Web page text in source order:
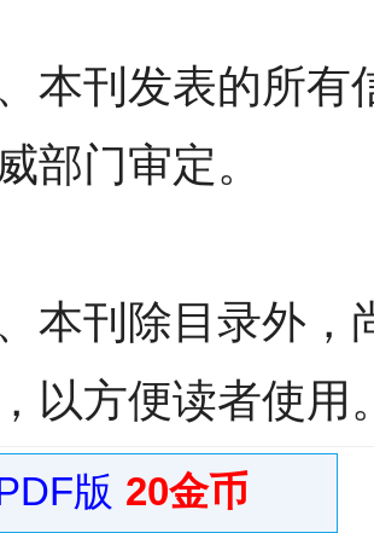
本刊发表的所有
部门审定。
本刊除目录外，
以方便读者使用
版 20金币